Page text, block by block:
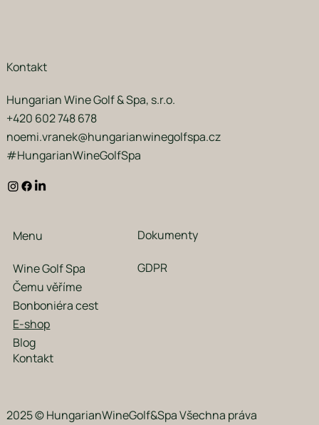
Kontakt
Hungarian Wine Golf & Spa, s.r.o.
+420 602 748 678
noemi.vranek@hungarianwinegolfspa.cz
#HungarianWineGolfSpa
Menu
Wine Golf Spa
Čemu věříme
Bonboniéra cest
E-shop
Blog
Kontakt
Dokumenty
GDPR
2025 © HungarianWineGolf&Spa Všechna práva